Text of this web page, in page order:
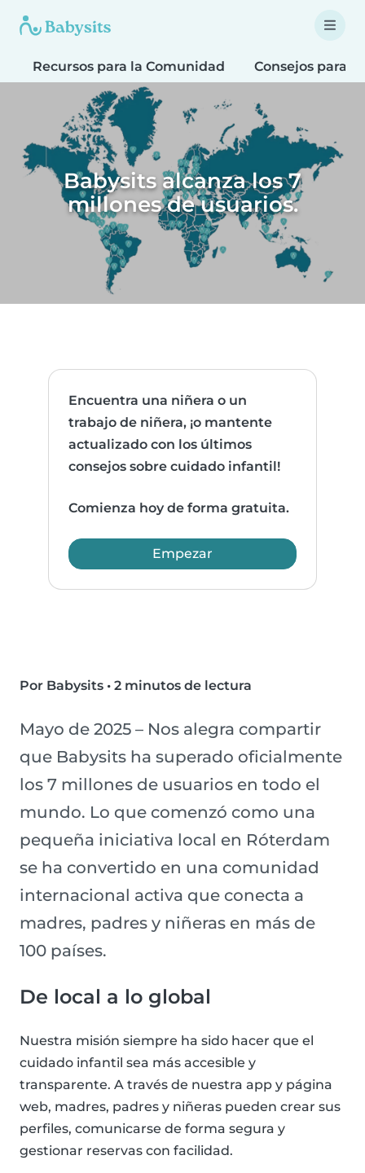
Recursos para la Comunidad Consejos para
Babysits alcanza los 7
millones de usuarios.
Encuentra una niñera o un
trabajo de niñera, ¡o mantente
actualizado con los últimos
consejos sobre cuidado infantil!
Comienza hoy de forma gratuita.
Empezar
Por Babysits • 2 minutos de lectura
Mayo de 2025 – Nos alegra compartir
que Babysits ha superado oficialmente
los 7 millones de usuarios en todo el
mundo. Lo que comenzó como una
pequeña iniciativa local en Róterdam
se ha convertido en una comunidad
internacional activa que conecta a
madres, padres y niñeras en más de
100 países.
De local a lo global
Nuestra misión siempre ha sido hacer que el
cuidado infantil sea más accesible y
transparente. A través de nuestra app y página
web, madres, padres y niñeras pueden crear sus
perfiles, comunicarse de forma segura y
gestionar reservas con facilidad.